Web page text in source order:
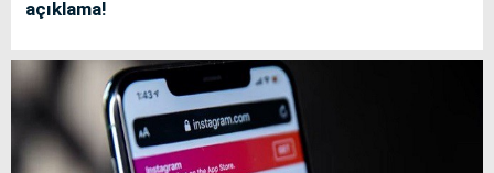
açıklama!